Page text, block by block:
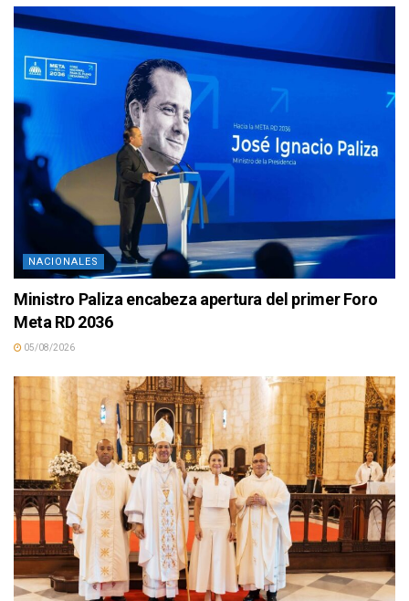
NACIONALES
Ministro Paliza encabeza apertura del primer Foro
Meta RD 2036
05/08/2026